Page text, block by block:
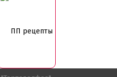
ПП рецепты